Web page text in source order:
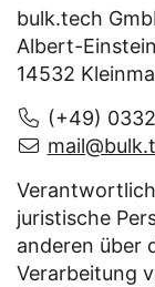
bulk.tech
Albert-
14532
(+49)
juristische
anderen über
Verarbeitung